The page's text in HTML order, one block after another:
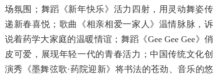
场氛围；舞蹈《新年快乐》活力四射，用灵动舞姿传
递新春喜悦；歌曲《相亲相爱一家人》温情脉脉，诉
说着药学大家庭的温暖情谊；舞蹈《Gee Gee Gee》俏
皮可爱，展现年轻一代的青春活力；中国传统文化创
演秀《墨舞弦歌·药院迎新》将书法的苍劲、音乐的悠